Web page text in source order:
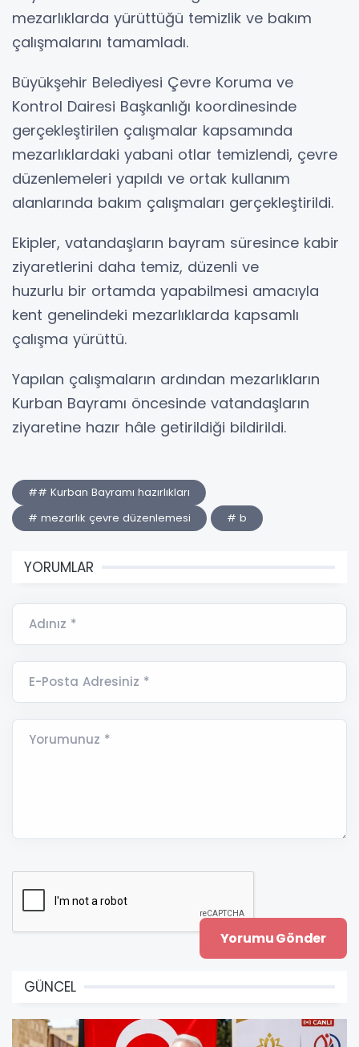
mezarlıklarda yürüttüğü temizlik ve bakım
çalışmalarını tamamladı.
Büyükşehir Belediyesi Çevre Koruma ve
Kontrol Dairesi Başkanlığı koordinesinde
gerçekleştirilen çalışmalar kapsamında
mezarlıklardaki yabani otlar temizlendi, çevre
düzenlemeleri yapıldı ve ortak kullanım
alanlarında bakım çalışmaları gerçekleştirildi.
Ekipler, vatandaşların bayram süresince kabir
ziyaretlerini daha temiz, düzenli ve
huzurlu bir ortamda yapabilmesi amacıyla
kent genelindeki mezarlıklarda kapsamlı
çalışma yürüttü.
Yapılan çalışmaların ardından mezarlıkların
Kurban Bayramı öncesinde vatandaşların
ziyaretine hazır hâle getirildiği bildirildi.
## Kurban Bayramı hazırlıkları
# mezarlık çevre düzenlemesi
# b
YORUMLAR
Adınız *
E-Posta Adresiniz *
Yorumunuz *
GÜNCEL